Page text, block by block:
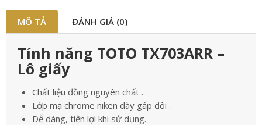
MÔ TẢ ĐÁNH GIÁ (0)
Tính năng TOTO TX703ARR –
Lô giấy
Chất liệu đồng nguyên chất .
Lớp mạ chrome niken dày gấp đôi .
Dễ dàng, tiện lợi khi sử dụng.